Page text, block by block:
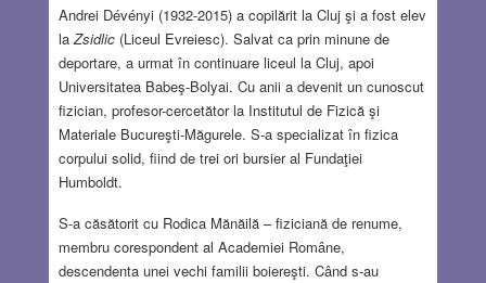
Andrei Dévényi (1932-2015) a copilărit la Cluj şi a fost elev
laZsidlic(Liceul Evreiesc). Salvat ca prin minune de
deportare, a urmat în continuare liceul la Cluj, apoi
Universitatea Babeş-Bolyai. Cu anii a devenit un cunoscut
fizician, profesor-cercetător la Institutul de Fizică şi
Materiale Bucureşti-Măgurele. S-a specializat în fizica
corpului solid, fiind de trei ori bursier al Fundaţiei
Humboldt.
S-a căsătorit cu Rodica Mănăilă – fiziciană de renume,
membru corespondent al Academiei Române,
descendenta unei vechi familii boiereşti. Când s-au